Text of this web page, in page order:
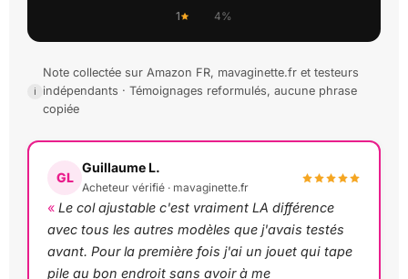
1 4%
Note collectée sur Amazon FR, mavaginette.fr et testeurs
indépendants · Témoignages reformulés, aucune phrase
copiée
GL
Guillaume L.
Acheteur vérifié · mavaginette.fr
Le col ajustable c'est vraiment LA différence
avec tous les autres modèles que j'avais testés
avant. Pour la première fois j'ai un jouet qui tape
pile au bon endroit sans avoir à me